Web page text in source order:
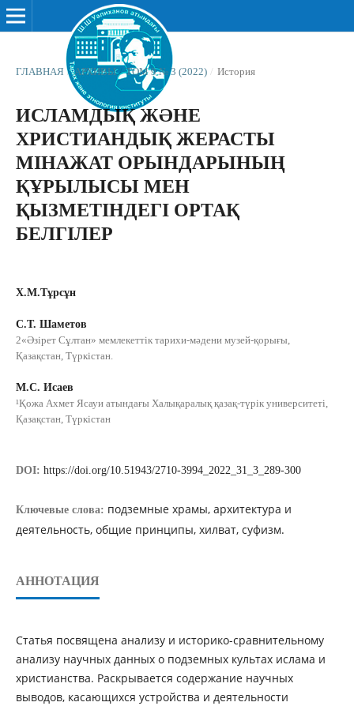
ГЛАВНАЯ / АРХИВЫ / ТОМ 9 № 3 (2022) / История
ИСЛАМДЫҚ ЖӘНЕ
ХРИСТИАНДЫҚ ЖЕРАСТЫ
МІНАЖАТ ОРЫНДАРЫНЫҢ
ҚҰРЫЛЫСЫ МЕН
ҚЫЗМЕТІНДЕГІ ОРТАҚ
БЕЛГІЛЕР
Х.М.Тұрсұн
С.Т. Шаметов
2«Әзірет Сұлтан» мемлекеттік тарихи-мәдени музей-қорығы,
Қазақстан, Түркістан.
М.С. Исаев
¹Қожа Ахмет Ясауи атындағы Халықаралық қазақ-түрік университеті,
Қазақстан, Түркістан
DOI: https://doi.org/10.51943/2710-3994_2022_31_3_289-300
Ключевые слова: подземные храмы, архитектура и
деятельность, общие принципы, хилват, суфизм.
АННОТАЦИЯ
Статья посвящена анализу и историко-сравнительному
анализу научных данных о подземных культах ислама и
христианства. Раскрывается содержание научных
выводов, касающихся устройства и деятельности